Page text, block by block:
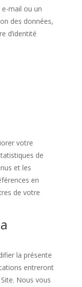
mail ou un
des données,
d’identité
votre
de
et les
en
de votre
la présente
entreront
Nous vous